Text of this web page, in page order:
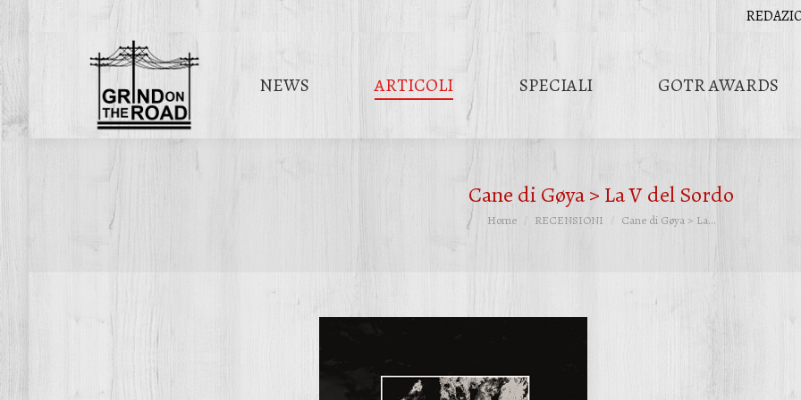
NEWS ARTICOLI SPECIALI GOTR AWARDS
Cane di Gøya > La V del Sordo
Tu sei qui:
Home RECENSIONI Cane di Gøya > La…